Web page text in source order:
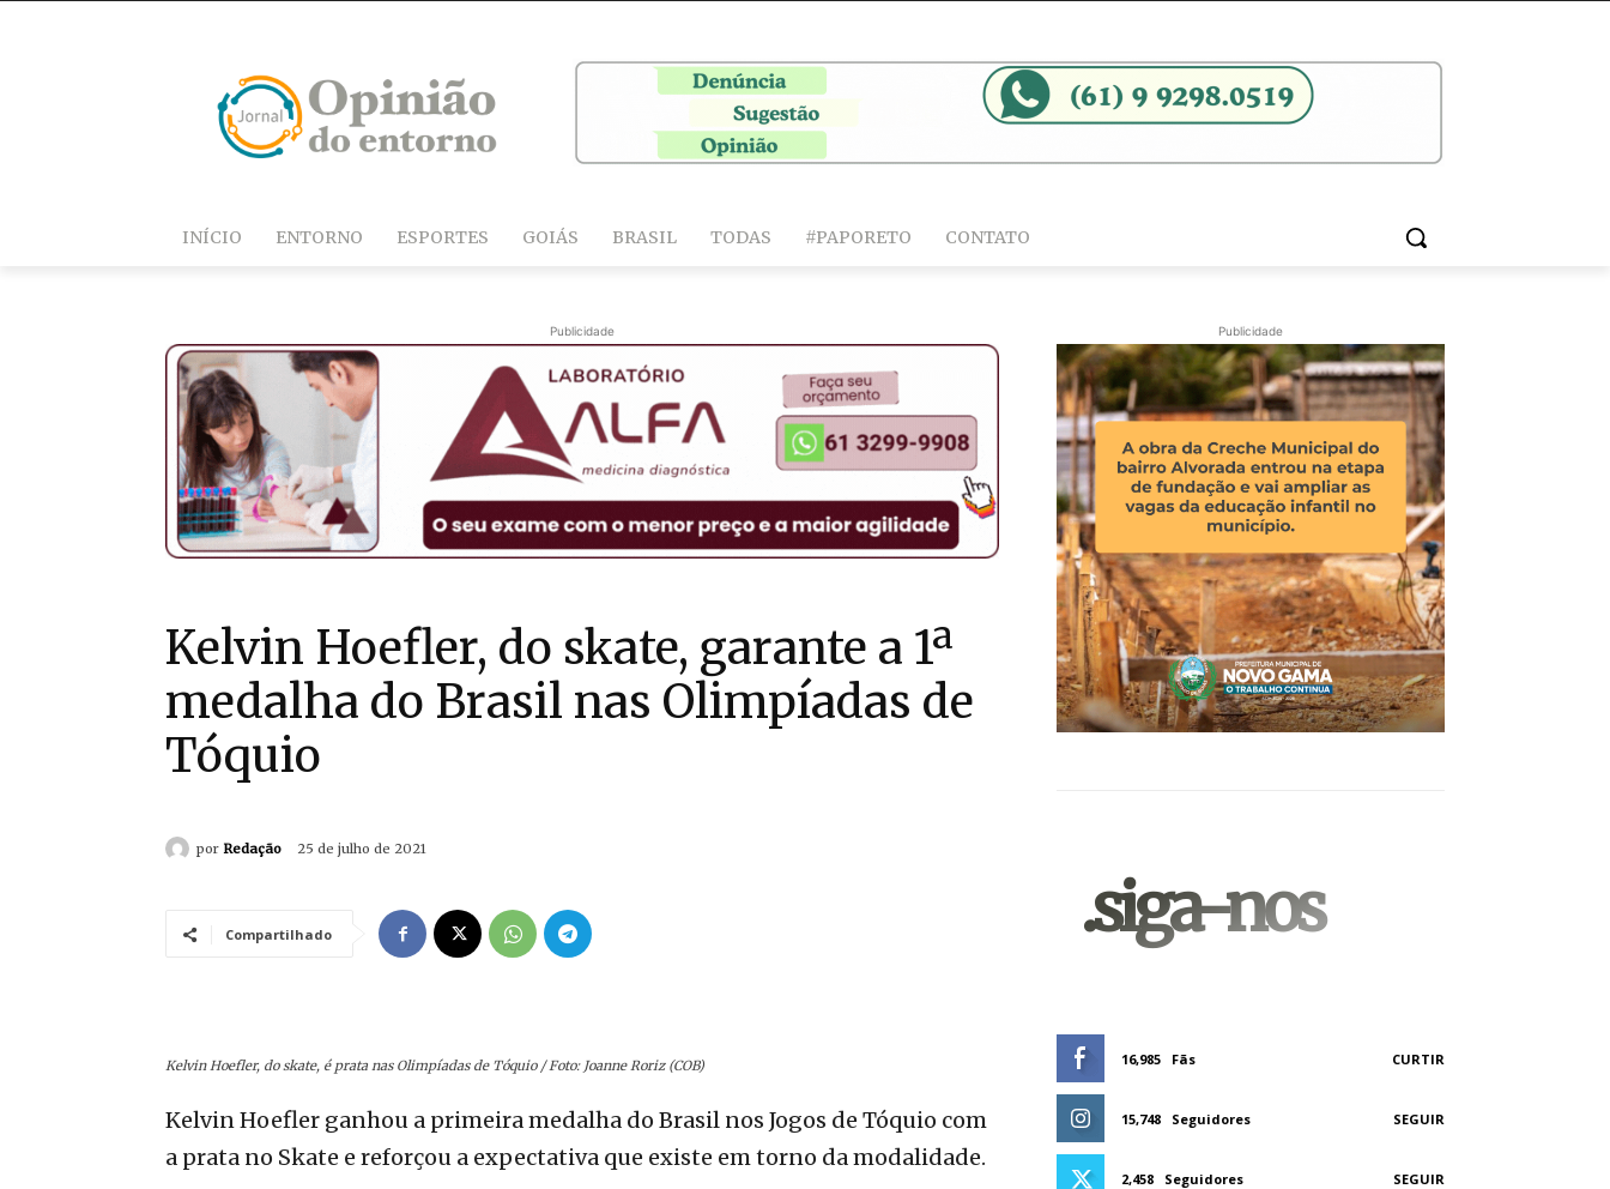
INÍCIO ENTORNO ESPORTES GOIÁS BRASIL TODAS #PAPORETO CONTATO
Publicidade
Kelvin Hoefler, do skate, garante a 1ª
medalha do Brasil nas Olimpíadas de
Tóquio
por Redação 25 de julho de 2021
Compartilhado
Kelvin Hoefler, do skate, é prata nas Olimpíadas de Tóquio / Foto: Joanne Roriz (COB)
Kelvin Hoefler ganhou a primeira medalha do Brasil nos Jogos de Tóquio com
a prata no Skate e reforçou a expectativa que existe em torno da modalidade.
Publicidade
.siga-nos
16,985 Fãs CURTIR
15,748 Seguidores SEGUIR
2,458 Seguidores SEGUIR